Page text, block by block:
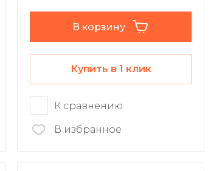
В корзину
Купить в 1 клик
К сравнению
В избранное